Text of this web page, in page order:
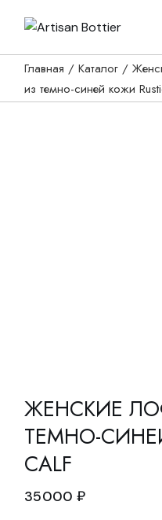
Главная Каталог
из темно-синей кожи
ЖЕНСКИЕ
ТЕМНО-
CALF
35000 ₽